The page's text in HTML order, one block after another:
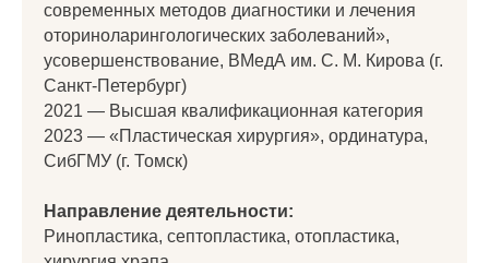
современных методов диагностики и лечения
оториноларингологических заболеваний»,
усовершенствование, ВМедА им. С. М. Кирова (г.
Санкт-Петербург)
2021 — Высшая квалификационная категория
2023 — «Пластическая хирургия», ординатура,
СибГМУ (г. Томск)
Направление деятельности:
Ринопластика, септопластика, отопластика,